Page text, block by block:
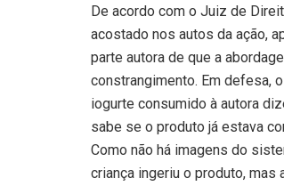
De acordo com o Juiz de
acostado nos autos da ação,
parte autora de que a
constrangimento. Em defesa,
iogurte consumido à autora
sabe se o produto já estava
Como não há imagens do
criança ingeriu o produto,